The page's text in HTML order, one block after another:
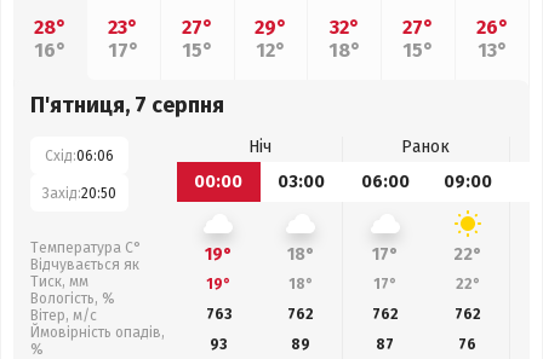
28°
16°
23°
17°
27°
15°
29°
12°
32°
18°
27°
15°
26°
13°
П'ятниця, 7 серпня
Схід:06:06
Захід:20:50
Температура С°
Відчувається як
Тиск, мм
Вологість, %
Вітер, м/с
Ймовірність опадів,
%
Ніч
Ранок
00:00
03:00 06:00 09:00
19° 18° 17° 22°
19° 18° 17° 22°
763
762 762 762
93
89 87
76